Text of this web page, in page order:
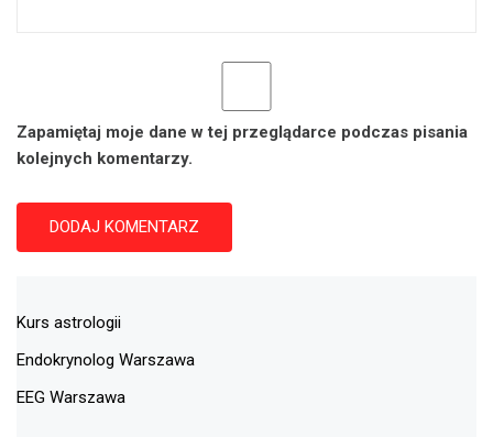
Zapamiętaj moje dane w tej przeglądarce podczas pisania
kolejnych komentarzy.
Kurs astrologii
Endokrynolog Warszawa
EEG Warszawa